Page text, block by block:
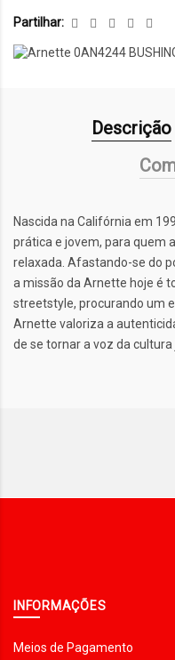
Partilhar:
Descrição
Nascida na Califórnia em
prática e jovem, para quem
relaxada. Afastando-se do
a missão da Arnette hoje é
streetstyle, procurando um
Arnette valoriza a
de se tornar a voz da cultura
INFORMAÇÕES
Meios de Pagamento